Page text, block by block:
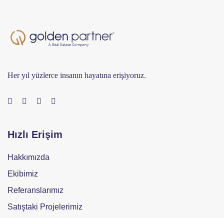
Her yıl yüzlerce insanın hayatına erişiyoruz.
Hızlı Erişim
Hakkımızda
Ekibimiz
Referanslarımız
Satıştaki Projelerimiz